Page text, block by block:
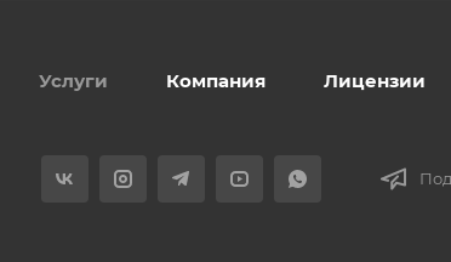
Услуги Компания Лицензии